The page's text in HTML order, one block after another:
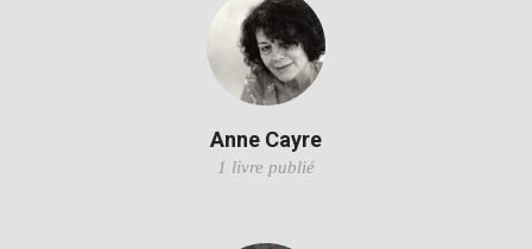
Anne Cayre
1 livre publié